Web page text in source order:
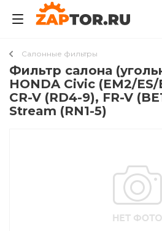
Салонные фильтры
Фильтр салона
HONDA Civic (EM2/ES/
CR-V (RD4-9), FR-V
Stream (RN1-5)